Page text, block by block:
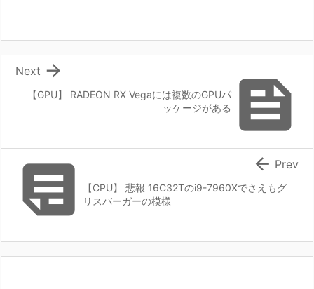

【GPU】 RADEON RX Vegaには複数のGPUパ
ッケージがある

Next

【CPU】 悲報 16C32Tのi9-7960Xでさえもグ
リスバーガーの模様
 Prev